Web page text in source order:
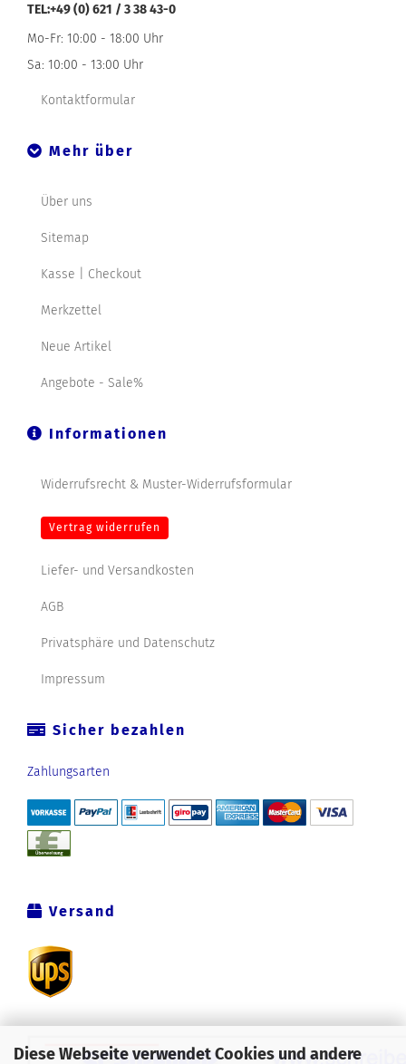
Diese Webseite verwendet Cookies und andere
TEL:+49 (0) 621 / 3 38 43-0
Mo-Fr: 10:00 - 18:00 Uhr
Sa: 10:00 - 13:00 Uhr
Kontaktformular
Mehr über
Über uns
Sitemap
Kasse | Checkout
Merkzettel
Neue Artikel
Angebote - Sale%
Informationen
Widerrufsrecht & Muster-Widerrufsformular
Vertrag widerrufen
Liefer- und Versandkosten
AGB
Privatsphäre und Datenschutz
Impressum
Sicher bezahlen
Zahlungsarten
Versand